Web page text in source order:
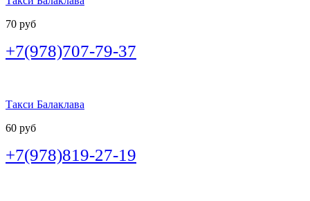
70 руб
+7(978)707-79-37
Такси Балаклава
60 руб
+7(978)819-27-19